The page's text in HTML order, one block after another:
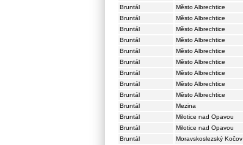
Bruntál
Město Albrechtice
Bruntál
Město Albrechtice
Bruntál
Město Albrechtice
Bruntál
Město Albrechtice
Bruntál
Město Albrechtice
Bruntál
Město Albrechtice
Bruntál
Město Albrechtice
Bruntál
Město Albrechtice
Bruntál
Město Albrechtice
Bruntál
Mezina
Bruntál
Milotice nad Opavou
Bruntál
Milotice nad Opavou
Bruntál
Moravskoslezský Kočov